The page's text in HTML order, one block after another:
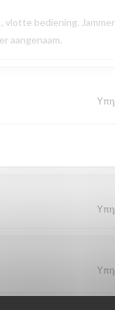
bediening.
aangenaam.